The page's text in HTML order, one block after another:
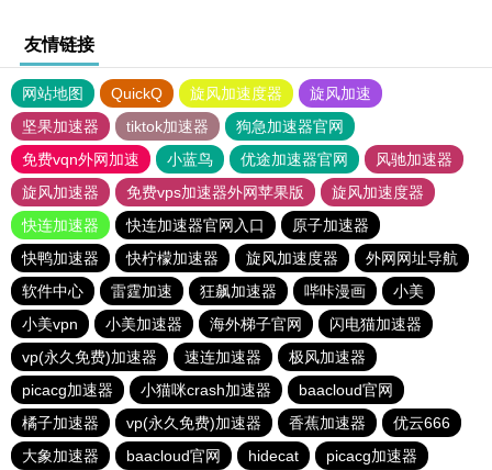
友情链接
网站地图 QuickQ 旋风加速度器
旋风加速
坚果加速器
tiktok加速器
狗急加速器官网
免费vqn外网加速
小蓝鸟 优途加速器官网
风驰加速器
旋风加速器
免费vps加速器外网苹果版
旋风加速度器
快连加速器
快连加速器官网入口
原子加速器
快鸭加速器
快柠檬加速器 旋风加速度器
外网网址导航
软件中心
雷霆加速 狂飙加速器 哔咔漫画
小美
小美vpn
小美加速器 海外梯子官网
闪电猫加速器
vp(永久免费)加速器
速连加速器
极风加速器
picacg加速器
小猫咪crash加速器
baacloud官网
橘子加速器
vp(永久免费)加速器 香蕉加速器
优云666
大象加速器
baacloud官网 hidecat
picacg加速器